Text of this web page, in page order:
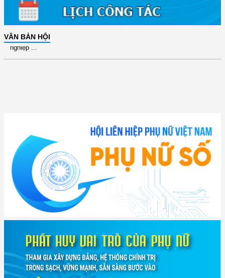
VĂN BẢN HỘI
(898/KH/ĐCT) Kế hoạch thực hiện Quyết định số 2415/QĐ-TTg ngày
31/10/2025 ...
(417/QĐ-BNNMT) Quyết định phê duyệt Chương trình mục tiêu quốc gia
xây dựng ...
(891/KH-ĐCT) Kế hoạch thực hiện Nghị quyết số 72-NQ/TW ngày
9/9/2025 của Bộ ...
(2415/QĐ-TTg) Quyết định về việc phê duyệt Đề án Hỗ trợ Phụ nữ khởi
nghiệp ...